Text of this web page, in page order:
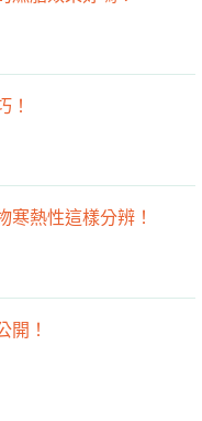
！
寒熱性這樣分辨！
開！